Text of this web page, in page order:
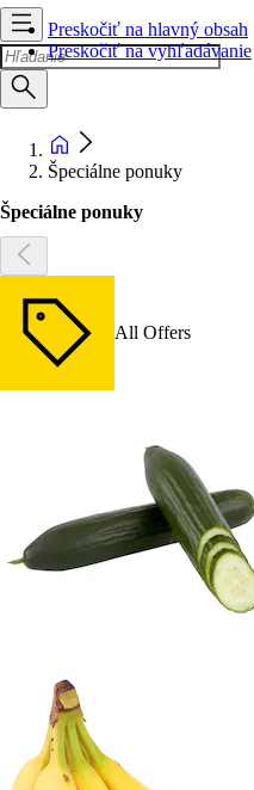
Preskočiť na hlavný obsah
Preskočiť na vyhľadávanie
Špeciálne ponuky
Špeciálne ponuky
All Offers